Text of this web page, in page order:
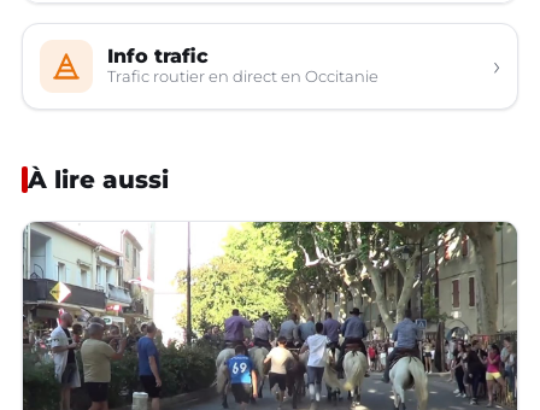
Info trafic
Trafic routier en direct en Occitanie ›
À lire aussi